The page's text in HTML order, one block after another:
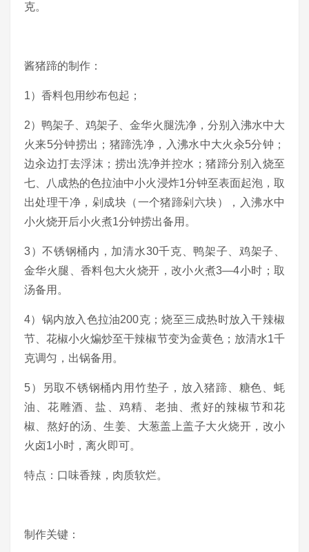
克。
酱猪蹄的制作：
1）香料包用纱布包起；
2）鸭架子、鸡架子、金华火腿洗净，分别入沸水中大
火来5分钟捞出；猪蹄洗净，入沸水中大火汆5分钟；
边汆边打去浮沫；捞出洗净并控水；猪蹄分别入烧至
七、八成热的色拉油中小火浸炸1分钟至表面起泡，取
出处理干净，剁成块（一个猪蹄剁六块），入沸水中
小火烧开后小火煮1分钟捞出备用。
3）不锈钢桶内，加清水30千克、鸭架子、鸡架子、
金华火腿、香料包大火烧开，改小火煮3—4小时；取
汤备用。
4）锅内放入色拉油200克；烧至三成热时放入干辣椒
节、花椒小火煸炒至干辣椒节变为金黄色；放清水1千
克调匀，出锅备用。
5）另取不锈钢桶内用竹垫子，放入猪蹄、糖色、蚝
油、花雕酒、盐、鸡精、老抽、煮好的辣椒节和花
椒、熬好的汤、生姜、大葱盖上盖子大火烧开，改小
火卤1小时，离火即可。
特点：口味香辣，肉质软烂。
制作关键：